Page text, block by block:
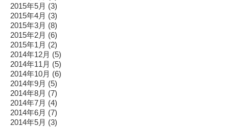
2015年5月 (3)
2015年4月 (3)
2015年3月 (8)
2015年2月 (6)
2015年1月 (2)
2014年12月 (5)
2014年11月 (5)
2014年10月 (6)
2014年9月 (5)
2014年8月 (7)
2014年7月 (4)
2014年6月 (7)
2014年5月 (3)